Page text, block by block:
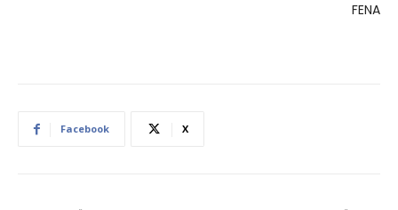
FENA
Facebook X